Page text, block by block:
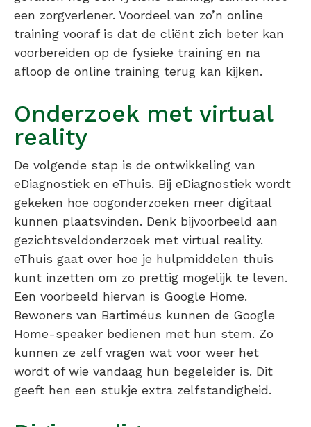
een zorgverlener. Voordeel van zo’n online
training vooraf is dat de cliënt zich beter kan
voorbereiden op de fysieke training en na
afloop de online training terug kan kijken.
Onderzoek met virtual
reality
De volgende stap is de ontwikkeling van
eDiagnostiek en eThuis. Bij eDiagnostiek wordt
gekeken hoe oogonderzoeken meer digitaal
kunnen plaatsvinden. Denk bijvoorbeeld aan
gezichtsveldonderzoek met virtual reality.
eThuis gaat over hoe je hulpmiddelen thuis
kunt inzetten om zo prettig mogelijk te leven.
Een voorbeeld hiervan is Google Home.
Bewoners van Bartiméus kunnen de Google
Home-speaker bedienen met hun stem. Zo
kunnen ze zelf vragen wat voor weer het
wordt of wie vandaag hun begeleider is. Dit
geeft hen een stukje extra zelfstandigheid.